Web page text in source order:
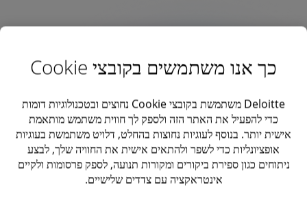
כך אנו משתמשים בקובצי Cookie
Deloitte משתמשת בקובצי Cookie נחוצים ובטכנולוגיות דומות
כדי להפעיל את האתר הזה ולספק לך חווית משתמש מותאמת
אישית יותר. בנוסף לעוגיות נחוצות בהחלט, דלויט משתמשת בעוגיות
אופציונליות כדי לשפר ולהתאים אישית את החוויה שלך, לבצע
ניתוחים כגון ספירת ביקורים ומקורות תנועה, לספק פרסומות ולקיים
אינטראקציה עם צדדים שלישיים.